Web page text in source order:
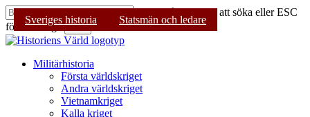
Skip
to
main
content
Tryck på Enter för att söka eller ESC
för att stänga
Sök
Stäng
Menu
Militärhistoria
Första världskriget
Andra världskriget
Vietnamkriget
Kalla kriget
Sveriges historia Statsmän och ledare
Sveriges historia Statsmän och ledare
Sveriges historia Statsmän och ledare